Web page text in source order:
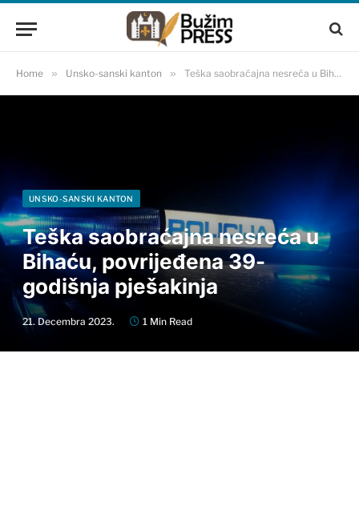
Home » Unsko-sanski kanton » Teška saobraćajna nesreća u Bihaću, povrijeđena 39-godišnja pješakinja
UNSKO-SANSKI KANTON
Teška saobraćajna nesreća u
Bihaću, povrijeđena 39-
godišnja pješakinja
21. Decembra 2023. 1 Min Read